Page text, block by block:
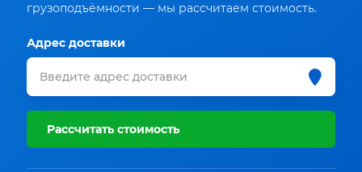
грузоподъёмности — мы рассчитаем стоимость.
Адрес доставки
Рассчитать стоимость